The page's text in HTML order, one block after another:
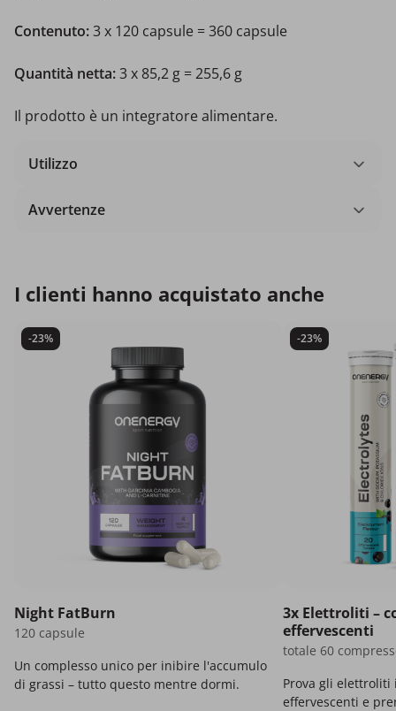
Contenuto:3 x 120 capsule = 360 capsule
Quantità netta:3 x 85,2 g = 255,6 g
Il prodotto è un integratore alimentare.
Utilizzo
Avvertenze
I clienti hanno acquistato anche
-23%
Night FatBurn
120 capsule
Un complesso unico per inibire l'accumulo
di grassi – tutto questo mentre dormi.
-23%
3x Elettroliti –
effervescenti
totale 60
Prova gli elettroliti
effervescenti e